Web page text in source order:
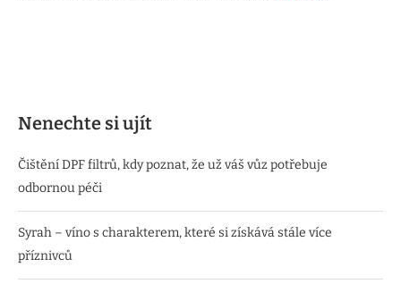
Nenechte si ujít
Čištění DPF filtrů, kdy poznat, že už váš vůz potřebuje
odbornou péči
Syrah – víno s charakterem, které si získává stále více
příznivců